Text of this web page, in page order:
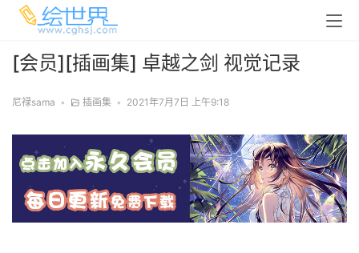
[会员][插画集] 卓越之剑 视觉记录
尼禄sama • 插画集 • 2021年7月7日 上午9:18